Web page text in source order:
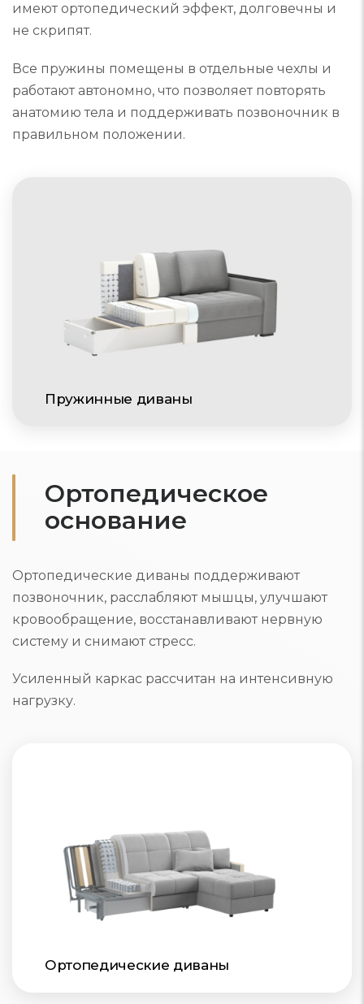
Пружинные диваны
имеют ортопедический эффект, долговечны и
не скрипят.
Все пружины помещены в отдельные чехлы и
работают автономно, что позволяет повторять
анатомию тела и поддерживать позвоночник в
правильном положении.
Ортопедическое
основание
Ортопедические диваны поддерживают
позвоночник, расслабляют мышцы, улучшают
кровообращение, восстанавливают нервную
систему и снимают стресс.
Усиленный каркас рассчитан на интенсивную
нагрузку.
Ортопедические диваны